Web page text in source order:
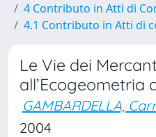
4 Contributo in Atti di
4.1 Contributo in Atti di
Le Vie dei
all’Ecogeometria
GAMBARDELLA,
2004